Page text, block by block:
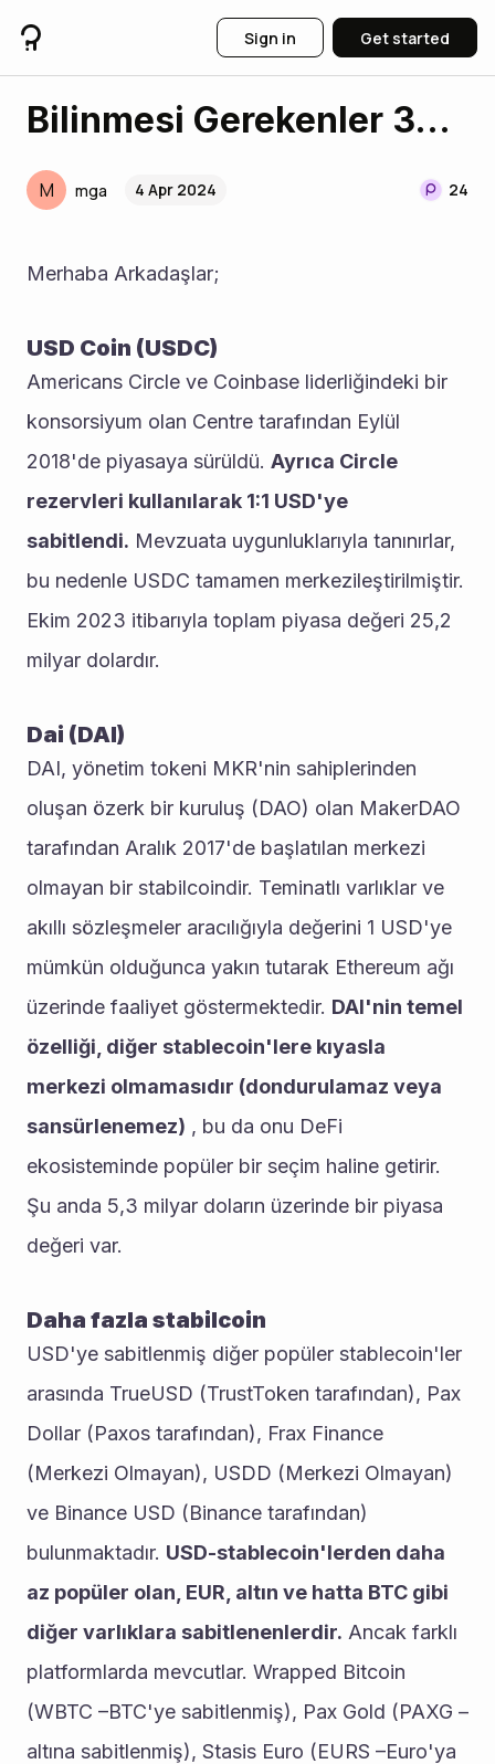
Sign in Get started
Bilinmesi Gerekenler 3...
M mga 4 Apr 2024 24
Merhaba Arkadaşlar;
USD Coin (USDC)
Americans Circle ve Coinbase liderliğindeki bir
konsorsiyum olan Centre tarafından Eylül
2018'de piyasaya sürüldü. Ayrıca Circle
rezervleri kullanılarak 1:1 USD'ye
sabitlendi. Mevzuata uygunluklarıyla tanınırlar,
bu nedenle USDC tamamen merkezileştirilmiştir.
Ekim 2023 itibarıyla toplam piyasa değeri 25,2
milyar dolardır.
Dai (DAI)
DAI, yönetim tokeni MKR'nin sahiplerinden
oluşan özerk bir kuruluş (DAO) olan MakerDAO
tarafından Aralık 2017'de başlatılan merkezi
olmayan bir stabilcoindir. Teminatlı varlıklar ve
akıllı sözleşmeler aracılığıyla değerini 1 USD'ye
mümkün olduğunca yakın tutarak Ethereum ağı
üzerinde faaliyet göstermektedir. DAI'nin temel
özelliği, diğer stablecoin'lere kıyasla
merkezi olmamasıdır (dondurulamaz veya
sansürlenemez) , bu da onu DeFi
ekosisteminde popüler bir seçim haline getirir.
Şu anda 5,3 milyar doların üzerinde bir piyasa
değeri var.
Daha fazla stabilcoin
USD'ye sabitlenmiş diğer popüler stablecoin'ler
arasında TrueUSD (TrustToken tarafından), Pax
Dollar (Paxos tarafından), Frax Finance
(Merkezi Olmayan), USDD (Merkezi Olmayan)
ve Binance USD (Binance tarafından)
bulunmaktadır. USD-stablecoin'lerden daha
az popüler olan, EUR, altın ve hatta BTC gibi
diğer varlıklara sabitlenenlerdir. Ancak farklı
platformlarda mevcutlar. Wrapped Bitcoin
(WBTC –BTC'ye sabitlenmiş), Pax Gold (PAXG –
altına sabitlenmiş), Stasis Euro (EURS –Euro'ya